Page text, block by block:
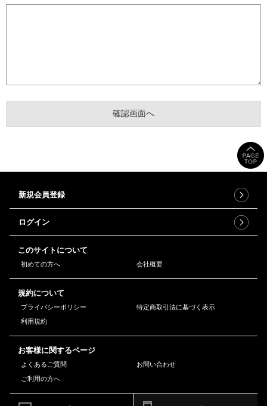
新規会員登録
ログイン
このサイトについて
初めての方へ 会社概要
規約について
プライバシーポリシー
特定商取引法に基づく表示
利用規約
お客様に関するページ
よくあるご質問
お問い合わせ
ご利用の方へ